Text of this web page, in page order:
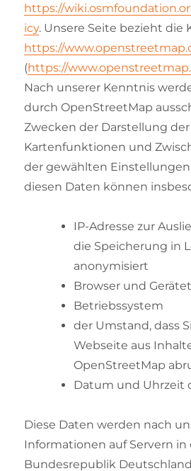
https://
icy. Unsere Seite bezieht die
https://
(https://
Nach unserer Kenntnis
durch OpenStreetMap
Zwecken der Darstellung der
Kartenfunktionen und
der gewählten
diesen Daten können
IP-Adresse zur
die Speicherung in
anonymisiert
Browser und
Betriebssystem
der Umstand, dass
Webseite aus
OpenStreetMap
Datum und Uhrzeit
Diese Daten werden nach
Informationen auf Servern in
Bundesrepublik